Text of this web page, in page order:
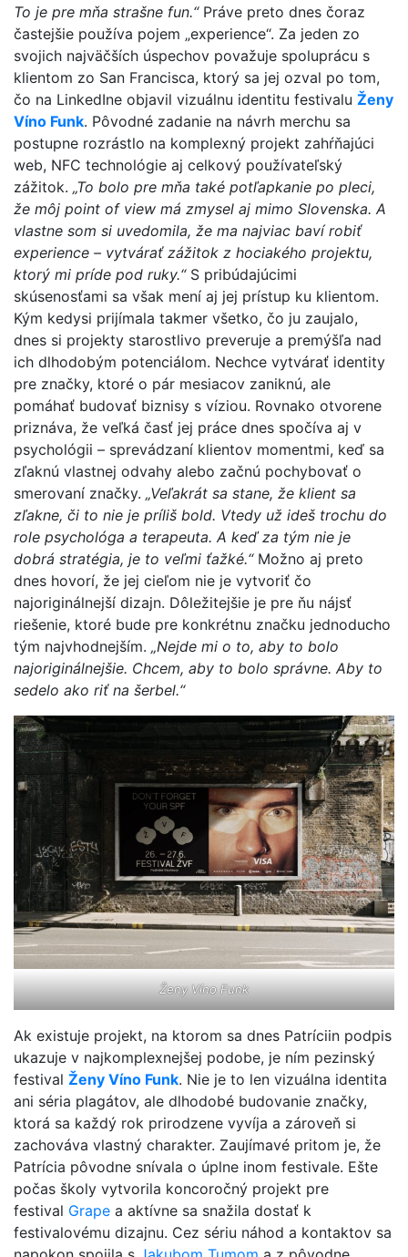
To je pre mňa strašne fun.“Práve preto dnes čoraz
častejšie používa pojem „experience“. Za jeden zo
svojich najväčších úspechov považuje spoluprácu s
klientom zo San Francisca, ktorý sa jej ozval po tom,
čo na LinkedIne objavil vizuálnu identitu festivalu Ženy
Víno Funk. Pôvodné zadanie na návrh merchu sa
postupne rozrástlo na komplexný projekt zahŕňajúci
web, NFC technológie aj celkový používateľský
zážitok. „To bolo pre mňa také potľapkanie po pleci,
že môj point of view má zmysel aj mimo Slovenska. A
vlastne som si uvedomila, že ma najviac baví robiť
experience – vytvárať zážitok z hociakého projektu,
ktorý mi príde pod ruky.“S pribúdajúcimi
skúsenosťami sa však mení aj jej prístup ku klientom.
Kým kedysi prijímala takmer všetko, čo ju zaujalo,
dnes si projekty starostlivo preveruje a premýšľa nad
ich dlhodobým potenciálom. Nechce vytvárať identity
pre značky, ktoré o pár mesiacov zaniknú, ale
pomáhať budovať biznisy s víziou. Rovnako otvorene
priznáva, že veľká časť jej práce dnes spočíva aj v
psychológii – sprevádzaní klientov momentmi, keď sa
zľaknú vlastnej odvahy alebo začnú pochybovať o
smerovaní značky. „Veľakrát sa stane, že klient sa
zľakne, či to nie je príliš bold. Vtedy už ideš trochu do
role psychológa a terapeuta. A keď za tým nie je
dobrá stratégia, je to veľmi ťažké.“Možno aj preto
dnes hovorí, že jej cieľom nie je vytvoriť čo
najoriginálnejší dizajn. Dôležitejšie je pre ňu nájsť
riešenie, ktoré bude pre konkrétnu značku jednoducho
tým najvhodnejším. „Nejde mi o to, aby to bolo
najoriginálnejšie. Chcem, aby to bolo správne. Aby to
sedelo ako riť na šerbel.“
Ženy Víno Funk
Ak existuje projekt, na ktorom sa dnes Patríciin podpis
ukazuje v najkomplexnejšej podobe, je ním pezinský
festival Ženy Víno Funk. Nie je to len vizuálna identita
ani séria plagátov, ale dlhodobé budovanie značky,
ktorá sa každý rok prirodzene vyvíja a zároveň si
zachováva vlastný charakter. Zaujímavé pritom je, že
Patrícia pôvodne snívala o úplne inom festivale. Ešte
počas školy vytvorila koncoročný projekt pre
festival Grape a aktívne sa snažila dostať k
festivalovému dizajnu. Cez sériu náhod a kontaktov sa